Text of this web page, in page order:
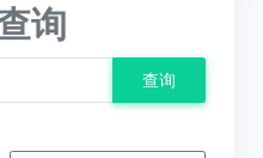
询
查询